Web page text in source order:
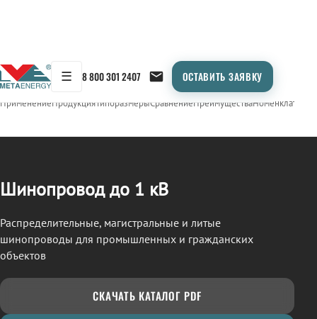
☰ 8 800 301 2407 ОСТАВИТЬ ЗАЯВКУ
← Продукция/ШИНОПРОВОД
ПрименениеПродукцияТипоразмерыСравнениеПреимуществаНоменклатура
Шинопровод до 1 кВ
Распределительные, магистральные и литые
шинопроводы для промышленных и гражданских
объектов
СКАЧАТЬ КАТАЛОГ PDF